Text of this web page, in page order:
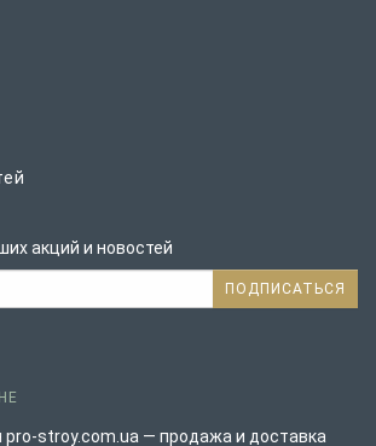
акций и новостей
ПОДПИСАТЬСЯ
pro-stroy.com.ua — продажа и доставка